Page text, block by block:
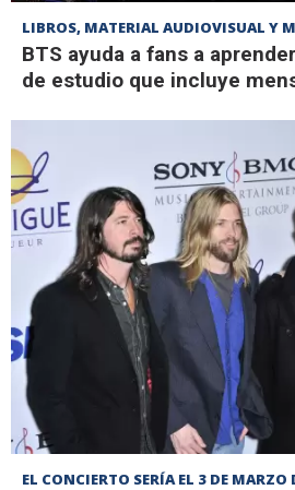
LIBROS, MATERIAL AUDIOVISUAL Y
BTS ayuda a fans a
de estudio que incluye
EL CONCIERTO SERÍA EL 3 DE MARZO